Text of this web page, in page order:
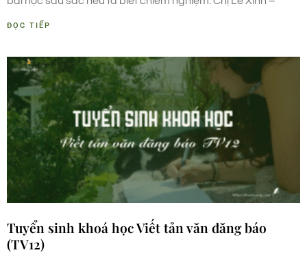
ĐỌC TIẾP
Tuyển sinh khoá học Viết tản văn đăng báo
(TV12)